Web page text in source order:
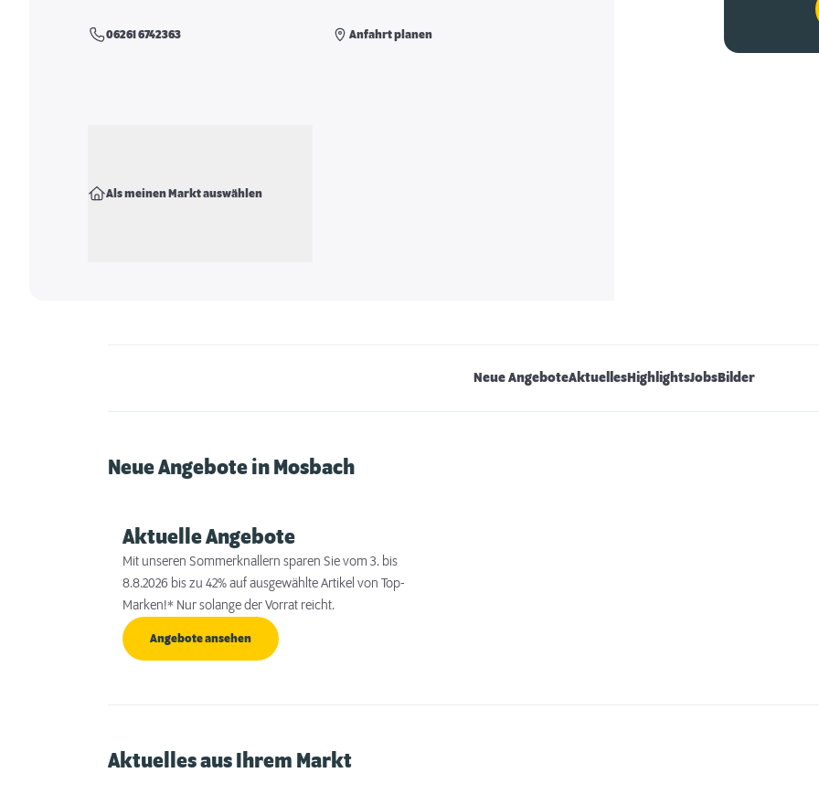
06261 6742363 Anfahrt planen
Als meinen Markt auswählen
Neue AngeboteAktuellesHighlightsJobsBilder
Neue Angebote in Mosbach
Aktuelle Angebote
Mit unseren Sommerknallern sparen Sie vom 3. bis
8.8.2026 bis zu 42% auf ausgewählte Artikel von Top-
Marken!* Nur solange der Vorrat reicht.
Angebote ansehen
Aktuelles aus Ihrem Markt